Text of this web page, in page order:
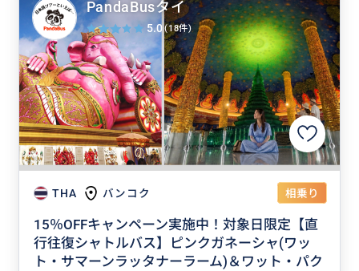
THA バンコク 相乗り
15％OFFキャンペーン実施中！対象日限定【直
行往復シャトルバス】ピンクガネーシャ(ワッ
ト・サマーンラッタナーラーム)＆ワット・パク
PandaBusタイ
5.0 (18件)